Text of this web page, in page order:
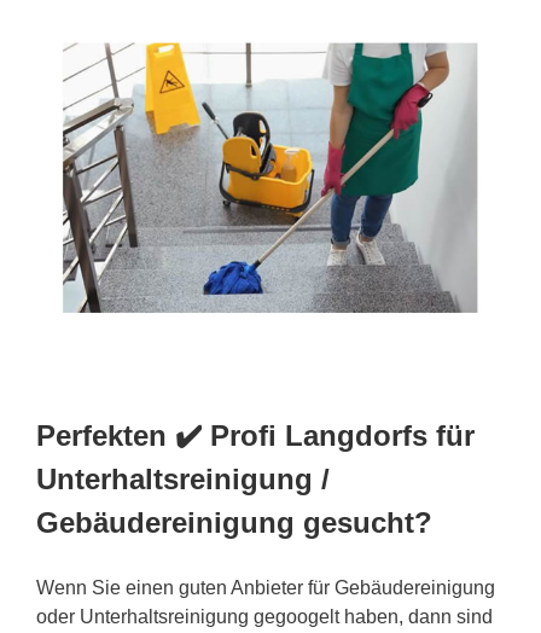
Perfekten ✔️ Profi Langdorfs für
Unterhaltsreinigung /
Gebäudereinigung gesucht?
Wenn Sie einen guten Anbieter für Gebäudereinigung
oder Unterhaltsreinigung gegoogelt haben, dann sind